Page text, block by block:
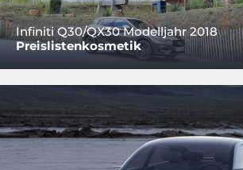
Infiniti Q30/QX30 Modelljahr 2018
Preislistenkosmetik